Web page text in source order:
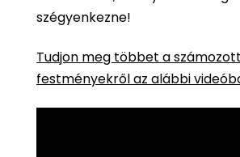
szégyenkezne!
Tudjon meg többet a számozott
festményekről az alábbi